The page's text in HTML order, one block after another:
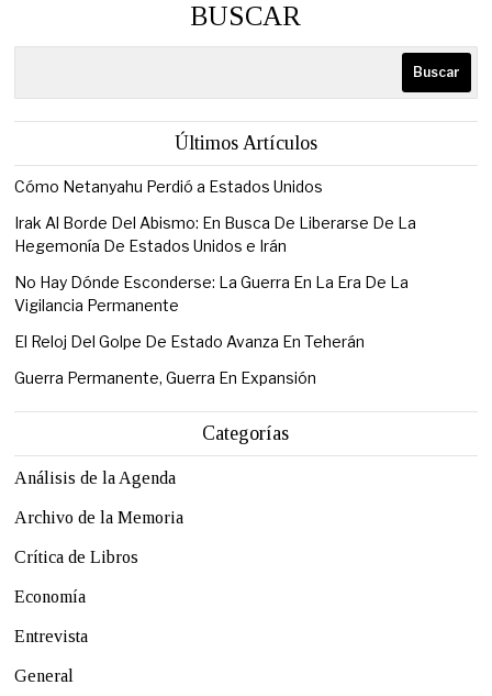
BUSCAR
Buscar
Últimos Artículos
Cómo Netanyahu Perdió a Estados Unidos
Irak Al Borde Del Abismo: En Busca De Liberarse De La
Hegemonía De Estados Unidos e Irán
No Hay Dónde Esconderse: La Guerra En La Era De La
Vigilancia Permanente
El Reloj Del Golpe De Estado Avanza En Teherán
Guerra Permanente, Guerra En Expansión
Categorías
Análisis de la Agenda
Archivo de la Memoria
Crítica de Libros
Economía
Entrevista
General